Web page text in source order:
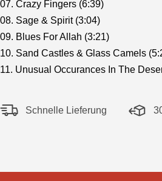
07. Crazy Fingers (6:39)
08. Sage & Spirit (3:04)
09. Blues For Allah (3:21)
10. Sand Castles & Glass Camels
11. Unusual Occurances In The
Schnelle Lieferung